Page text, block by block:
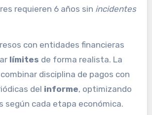
requieren 6 años sin incidentes
con entidades financieras
límites de forma realista. La
disciplina de pagos con
del informe, optimizando
según cada etapa económica.